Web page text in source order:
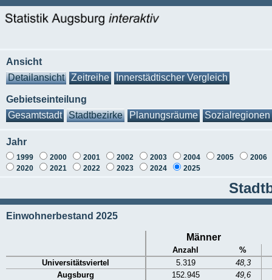
Ansicht
Detailansicht
Zeitreihe Innerstädtischer Vergleich
Gebietseinteilung
Gesamtstadt
Stadtbezirke Planungsräume Sozialregionen
Jahr
1999 2000 2001 2002 2003 2004 2005
2006
2020
2021 2022 2023 2024 2025
Einwohnerbestand 2025
Männer
Anzahl
%
Universitätsviertel
5.319
48,3
Augsburg
152.945 49,6